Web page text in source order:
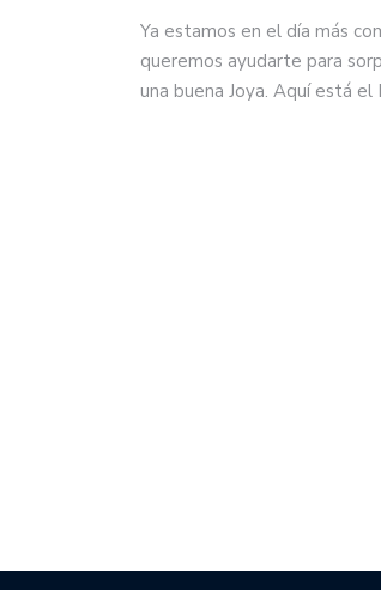
Ya estamos en el día más
queremos ayudarte para
una buena Joya. Aquí está el